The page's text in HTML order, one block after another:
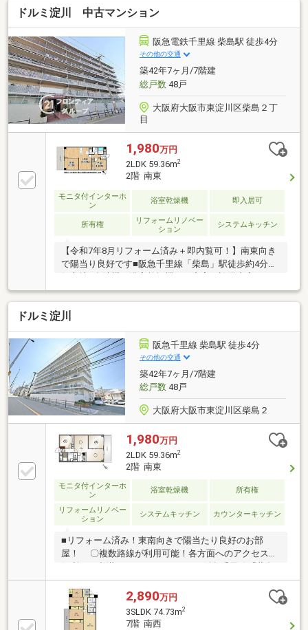
ドルミ淀川 中古マンション
阪急電鉄千里線 柴島駅 徒歩4分
その他の交通
築42年7ヶ月/7階建
総戸数48戸
大阪府大阪市東淀川区柴島２丁
目
1,980万円
2LDK 59.36m2
2階 南東
モニタ付インターホ
ン
浴室乾燥機 即入居可
所有権
リフォームリノベー
ション
システムキッチン
【令和7年8月リフォーム済み＋即内覧可！】南東向き
で陽当り良好です■阪急千里線「柴島」駅徒歩約4分の
好立地■食洗機や浴室乾燥機など充実の設備内容■16.2
帖の広々としたLDKで快適な暮らし
ドルミ淀川
阪急千里線 柴島駅 徒歩4分
その他の交通
築42年7ヶ月/7階建
総戸数48戸
大阪府大阪市東淀川区柴島２
1,980万円
2LDK 59.36m2
2階 南東
モニタ付インターホ
ン
浴室乾燥機 所有権
リフォームリノベー
ション
システムキッチン カウンターキッチン
■リフォーム済み！東南向きで陽当たり良好のお部
屋！ 〇複数路線が利用可能！各方面へのアクセスが
駅」徒歩4分。忙しい朝や遅い帰宅時にも嬉しい距
離！
2,890万円
3SLDK 74.73m2
7階 南西